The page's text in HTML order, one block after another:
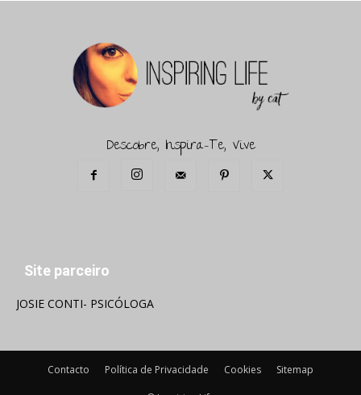
Descobre, Inspira-Te, Vive
Site parceiro
JOSIE CONTI- PSICÓLOGA
Contacto Política de Privacidade Cookies Sitemap